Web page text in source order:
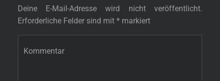
Deine E-Mail-Adresse wird nicht veröffentlicht.
Erforderliche Felder sind mit *markiert